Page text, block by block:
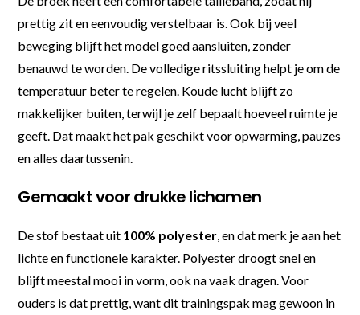
prettig zit en eenvoudig verstelbaar is. Ook bij veel
beweging blijft het model goed aansluiten, zonder
benauwd te worden. De volledige ritssluiting helpt je om de
temperatuur beter te regelen. Koude lucht blijft zo
makkelijker buiten, terwijl je zelf bepaalt hoeveel ruimte je
geeft. Dat maakt het pak geschikt voor opwarming, pauzes
en alles daartussenin.
Gemaakt voor drukke lichamen
De stof bestaat uit 100% polyester, en dat merk je aan het
lichte en functionele karakter. Polyester droogt snel en
blijft meestal mooi in vorm, ook na vaak dragen. Voor
ouders is dat prettig, want dit trainingspak mag gewoon in